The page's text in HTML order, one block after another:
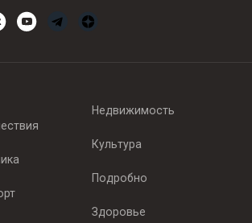
Недвижимость
Культура
Подробно
Здоровье